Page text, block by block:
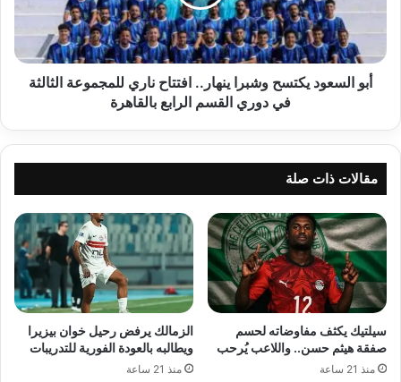
للمجموعة
الثالثة
فيأبو السعود يكتسح وشبرا ينهار.. افتتاح ناري للمجموعة الثالثة
في دوري القسم الرابع بالقاهرة
مقالات ذات صلة
سيلتيك يكثف مفاوضاته لحسم
صفقة هيثم حسن.. واللاعب يُرحب
منذ 21 ساعة
الزمالك يرفض رحيل خوان بيزيرا
ويطالبه بالعودة الفورية للتدريبات
منذ 21 ساعة